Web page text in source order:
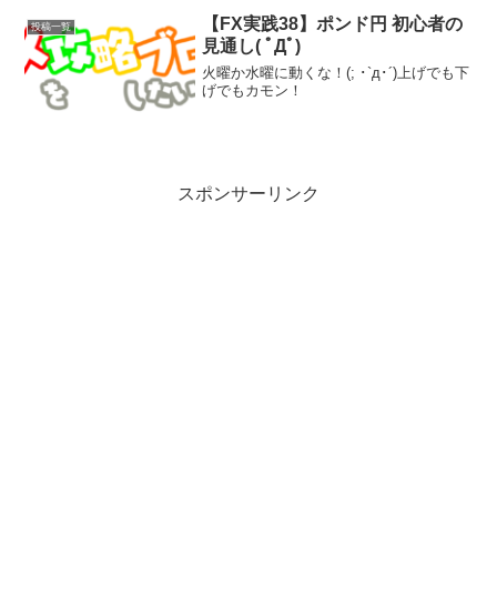
投稿一覧
【FX実践38】ポンド円 初心者の
見通し( ﾟДﾟ)
火曜か水曜に動くな！(; ･`д･´)上げでも下
げでもカモン！
スポンサーリンク